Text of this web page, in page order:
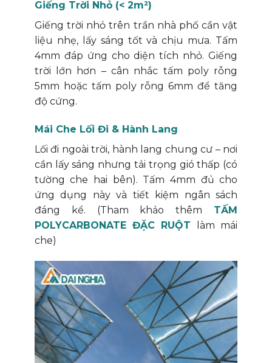
Giếng Trời Nhỏ (< 2m²)
Giếng trời nhỏ trên trần nhà phố cần vật
liệu nhẹ, lấy sáng tốt và chịu mưa. Tấm
4mm đáp ứng cho diện tích nhỏ. Giếng
trời lớn hơn – cân nhắc tấm poly rỗng
5mm hoặc tấm poly rỗng 6mm để tăng
độ cứng.
Mái Che Lối Đi & Hành Lang
Lối đi ngoài trời, hành lang chung cư – nơi
cần lấy sáng nhưng tải trọng gió thấp (có
tường che hai bên). Tấm 4mm đủ cho
ứng dụng này và tiết kiệm ngân sách
đáng kể. (Tham khảo thêm TẤM
POLYCARBONATE ĐẶC RUỘT
làm mái
che)